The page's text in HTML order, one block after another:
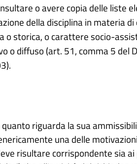
o avere copia delle liste
della disciplina in materia
o storica, o carattere socio-
o diffuso (art. 51, comma 5 del
riguarda la sua
una delle
risultare corrispondente sia